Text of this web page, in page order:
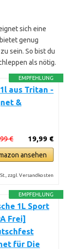
sich eine
genug
sein. So bist du
als nötig.
EMPFEHLUNG
aus Tritan -
&
19,99 €
€
ansehen
zzgl. Versandkosten
EMPFEHLUNG
1L Sport
Frei]
für Die